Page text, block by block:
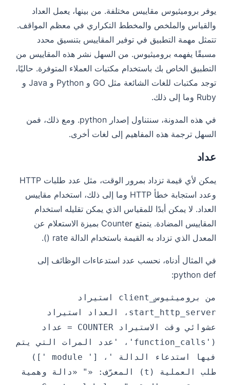
يوفر بروميثيوس مقاييس مختلفة. من بينها، يعمل العداد
والقياس والملخص والمخطط التكراري في معظم المواقف.
تتمثل مهمة التطبيق في توفير المقاييس بتنسيق محدد
مسبقًا يفهمه بروميثيوس. من السهل نشر هذه المقاييس من
التطبيق الخاص بك باستخدام مكتبات العملاء المتوفرة. حاليًا،
توجد مكتبات للغات الشائعة مثل GO و Python و Java و
Ruby وما إلى ذلك.
في هذه المدونة، سنتناول إصدار python. ومع ذلك، فمن
السهل ترجمة هذه المفاهيم إلى لغات أخرى.
عداد
يمكن لأي قيمة تزداد بمرور الوقت، مثل عدد طلبات HTTP
وعدد استجابة خطأ HTTP وما إلى ذلك، استخدام مقاييس
العداد. لا يمكن أبدًا للمقياس الذي يمكن تقليله استخدام
المقاييس المضادة. يتمتع Counter بميزة الاستعلام عن
المعدل الذي تزداد به القيمة باستخدام الدالة rate ().
في المثال أدناه، نحسب عدد استدعاءات الوظائف إلى
python def:
من بروميثيوس_client استيراد
start_http_server، العداد استيراد
عشوائي وقت الاستيراد COUNTER = عداد
('function_calls'، 'عدد المرات التي يتم
فيها استدعاء الدالة '، [' module '])
طلب العملية (t) المعرّف: «" «دالة وهمية